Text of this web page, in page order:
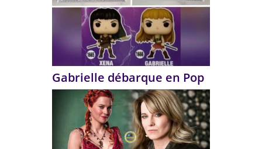
Gabrielle débarque en Pop